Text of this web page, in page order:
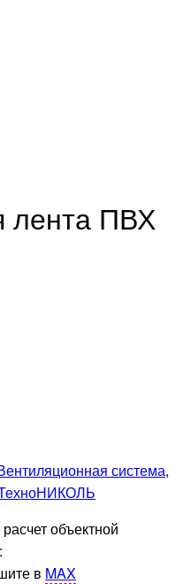
лента ПВХ
система,
объектной
в MAX